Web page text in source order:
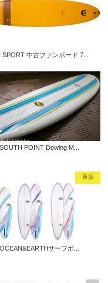
SPORT 中古ファンボード 7...
SOUTH POINT Dowing M...
OCEAN&EARTHサーフボ...